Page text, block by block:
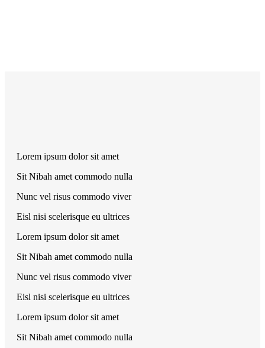
Lorem ipsum dolor sit amet
Sit Nibah amet commodo nulla
Nunc vel risus commodo viver
Eisl nisi scelerisque eu ultrices
Lorem ipsum dolor sit amet
Sit Nibah amet commodo nulla
Nunc vel risus commodo viver
Eisl nisi scelerisque eu ultrices
Lorem ipsum dolor sit amet
Sit Nibah amet commodo nulla